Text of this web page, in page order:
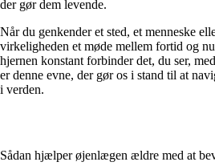
der gør dem levende.
Når du genkender et sted, et menneske
virkeligheden et møde mellem fortid og
hjernen konstant forbinder det, du ser,
er denne evne, der gør os i stand til at
i verden.
Sådan hjælper øjenlægen ældre med at